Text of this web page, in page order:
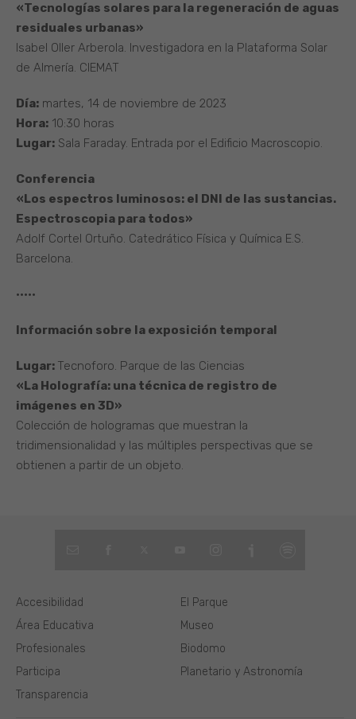
«Tecnologías solares para la regeneración de aguas
residuales urbanas»
Isabel Oller Arberola. Investigadora en la Plataforma Solar
de Almería. CIEMAT
Día: martes, 14 de noviembre de 2023
Hora: 10:30 horas
Lugar: Sala Faraday. Entrada por el Edificio Macroscopio.
Conferencia
«Los espectros luminosos: el DNI de las sustancias.
Espectroscopia para todos»
Adolf Cortel Ortuño. Catedrático Física y Química E.S.
Barcelona.
·····
Información sobre la exposición temporal
Lugar: Tecnoforo. Parque de las Ciencias
«La Holografía: una técnica de registro de
imágenes en 3D»
Colección de hologramas que muestran la
tridimensionalidad y las múltiples perspectivas que se
obtienen a partir de un objeto.
El Parque
Museo
Biodomo
Planetario y Astronomía
Área Educativa
Profesionales
Participa
Transparencia
Accesibilidad